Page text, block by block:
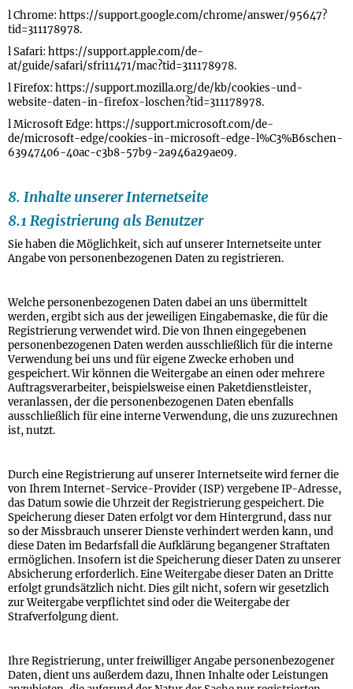
l Chrome: https://support.google.com/chrome/answer/95647?
tid=311178978.
l Safari: https://support.apple.com/de-
at/guide/safari/sfri11471/mac?tid=311178978.
l Firefox: https://support.mozilla.org/de/kb/cookies-und-
website-daten-in-firefox-loschen?tid=311178978.
l Microsoft Edge: https://support.microsoft.com/de-
de/microsoft-edge/cookies-in-microsoft-edge-l%C3%B6schen-
63947406-40ac-c3b8-57b9-2a946a29ae09.
8. Inhalte unserer Internetseite
8.1 Registrierung als Benutzer
Sie haben die Möglichkeit, sich auf unserer Internetseite unter
Angabe von personenbezogenen Daten zu registrieren.
Welche personenbezogenen Daten dabei an uns übermittelt
werden, ergibt sich aus der jeweiligen Eingabemaske, die für die
Registrierung verwendet wird. Die von Ihnen eingegebenen
personenbezogenen Daten werden ausschließlich für die interne
Verwendung bei uns und für eigene Zwecke erhoben und
gespeichert. Wir können die Weitergabe an einen oder mehrere
Auftragsverarbeiter, beispielsweise einen Paketdienstleister,
veranlassen, der die personenbezogenen Daten ebenfalls
ausschließlich für eine interne Verwendung, die uns zuzurechnen
ist, nutzt.
Durch eine Registrierung auf unserer Internetseite wird ferner die
von Ihrem Internet-Service-Provider (ISP) vergebene IP-Adresse,
das Datum sowie die Uhrzeit der Registrierung gespeichert. Die
Speicherung dieser Daten erfolgt vor dem Hintergrund, dass nur
so der Missbrauch unserer Dienste verhindert werden kann, und
diese Daten im Bedarfsfall die Aufklärung begangener Straftaten
ermöglichen. Insofern ist die Speicherung dieser Daten zu unserer
Absicherung erforderlich. Eine Weitergabe dieser Daten an Dritte
erfolgt grundsätzlich nicht. Dies gilt nicht, sofern wir gesetzlich
zur Weitergabe verpflichtet sind oder die Weitergabe der
Strafverfolgung dient.
Ihre Registrierung, unter freiwilliger Angabe personenbezogener
Daten, dient uns außerdem dazu, Ihnen Inhalte oder Leistungen